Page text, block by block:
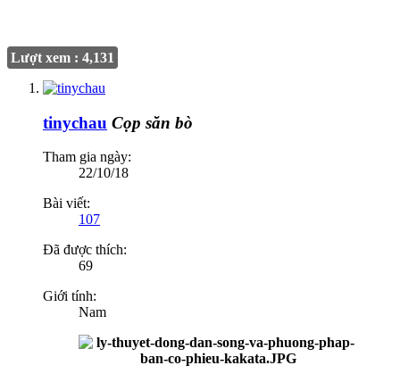
Lượt xem : 4,131
tinychau Cọp săn bò
Tham gia ngày:
22/10/18
Bài viết:
107
Đã được thích:
69
Giới tính:
Nam